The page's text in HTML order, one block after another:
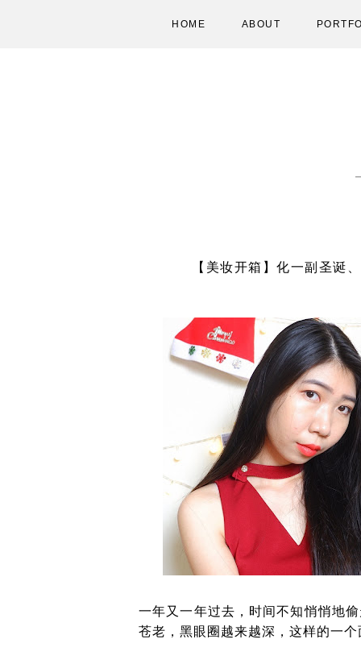
HOME ABOUT
【美妆开箱】化一副圣
一年又一年过去，时间不知悄悄地
苍老，黑眼圈越来越深，这样的一